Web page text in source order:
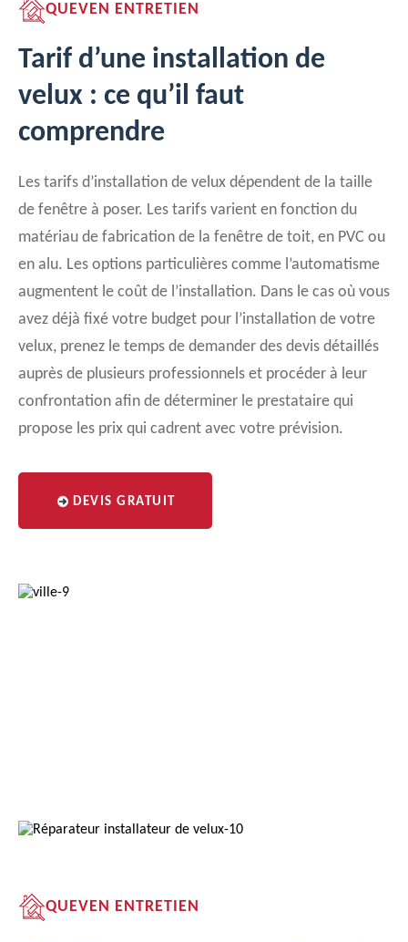
QUEVEN ENTRETIEN
Tarif d’une installation de
velux : ce qu’il faut
comprendre
Les tarifs d’installation de velux dépendent de la taille
de fenêtre à poser. Les tarifs varient en fonction du
matériau de fabrication de la fenêtre de toit, en PVC ou
en alu. Les options particulières comme l’automatisme
augmentent le coût de l’installation. Dans le cas où vous
avez déjà fixé votre budget pour l’installation de votre
velux, prenez le temps de demander des devis détaillés
auprès de plusieurs professionnels et procéder à leur
confrontation afin de déterminer le prestataire qui
propose les prix qui cadrent avec votre prévision.
DEVIS GRATUIT
QUEVEN ENTRETIEN